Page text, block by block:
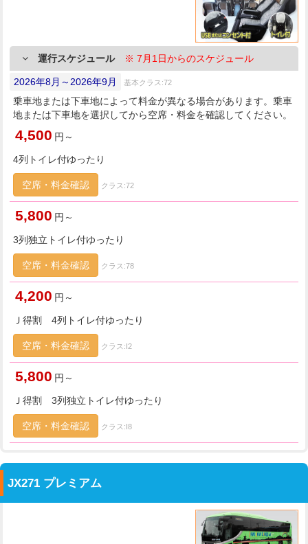
運行スケジュール ※ 7月1日からのスケジュール
2026年8月～2026年9月 基本クラス:72
乗車地または下車地によって料金が異なる場合があります。乗車
地または下車地を選択してから空席・料金を確認してください。
4,500 円～
4列トイレ付ゆったり
空席・料金確認 クラス:72
5,800 円～
3列独立トイレ付ゆったり
空席・料金確認 クラス:78
4,200 円～
Ｊ得割 4列トイレ付ゆったり
空席・料金確認 クラス:I2
5,800 円～
Ｊ得割 3列独立トイレ付ゆったり
空席・料金確認 クラス:I8
JX271 プレミアム